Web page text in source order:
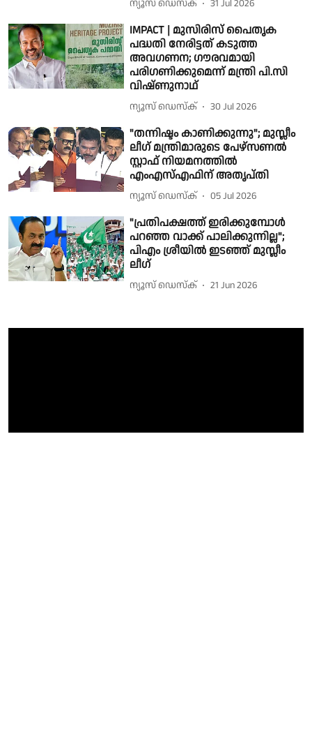
ന്യൂസ് ഡെസ്ക് 31 Jul 2026
IMPACT | മുസിരിസ് പൈതൃക
പദ്ധതി നേരിട്ടത് കടുത്ത
അവഗണന; ഗൗരവമായി
പരിഗണിക്കുമെന്ന് മന്ത്രി പി.സി
വിഷ്ണുനാഥ്
ന്യൂസ് ഡെസ്ക് 30 Jul 2026
"തന്നിഷ്ടം കാണിക്കുന്നു"; മുസ്ലീം
ലീഗ് മന്ത്രിമാരുടെ പേഴ്‌സണല്‍
സ്റ്റാഫ് നിയമനത്തില്‍
എംഎസ്എഫിന് അതൃപ്തി
ന്യൂസ് ഡെസ്ക് 05 Jul 2026
"പ്രതിപക്ഷത്ത് ഇരിക്കുമ്പോൾ
പറഞ്ഞ വാക്ക് പാലിക്കുന്നില്ല";
പിഎം ശ്രീയിൽ ഇടഞ്ഞ് മുസ്ലീം
ലീഗ്
ന്യൂസ് ഡെസ്ക് 21 Jun 2026